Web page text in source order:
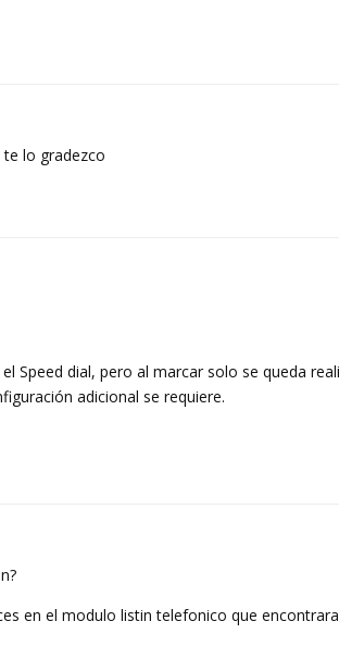
lo gradezco
Speed dial, pero al marcar solo se queda
adicional se requiere.
en el modulo listin telefonico que